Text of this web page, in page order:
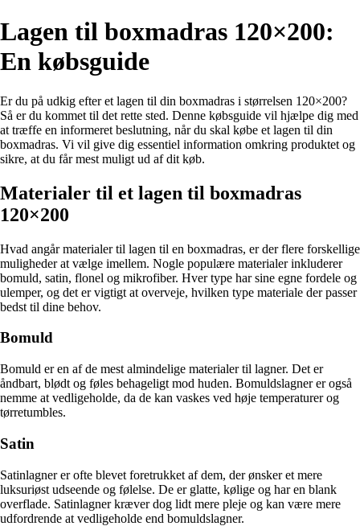
Lagen til boxmadras 120×200:
En købsguide
Er du på udkig efter et lagen til din boxmadras i størrelsen 120×200?
Så er du kommet til det rette sted. Denne købsguide vil hjælpe dig med
at træffe en informeret beslutning, når du skal købe et lagen til din
boxmadras. Vi vil give dig essentiel information omkring produktet og
sikre, at du får mest muligt ud af dit køb.
Materialer til et lagen til boxmadras
120×200
Hvad angår materialer til lagen til en boxmadras, er der flere forskellige
muligheder at vælge imellem. Nogle populære materialer inkluderer
bomuld, satin, flonel og mikrofiber. Hver type har sine egne fordele og
ulemper, og det er vigtigt at overveje, hvilken type materiale der passer
bedst til dine behov.
Bomuld
Bomuld er en af de mest almindelige materialer til lagner. Det er
åndbart, blødt og føles behageligt mod huden. Bomuldslagner er også
nemme at vedligeholde, da de kan vaskes ved høje temperaturer og
tørretumbles.
Satin
Satinlagner er ofte blevet foretrukket af dem, der ønsker et mere
luksuriøst udseende og følelse. De er glatte, kølige og har en blank
overflade. Satinlagner kræver dog lidt mere pleje og kan være mere
udfordrende at vedligeholde end bomuldslagner.